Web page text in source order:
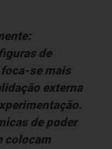
de
se mais
externa
de poder
colocam